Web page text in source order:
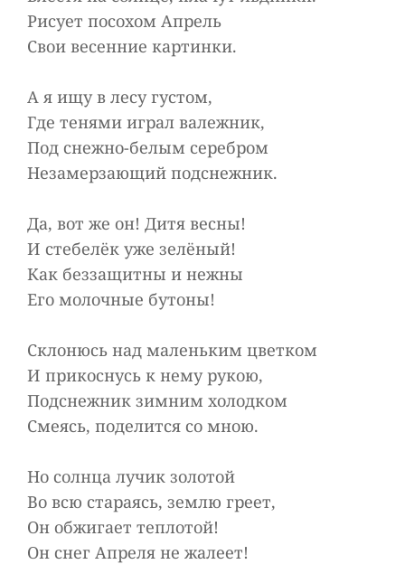
Рисует посохом Апрель
Свои весенние картинки.
А я ищу в лесу густом,
Где тенями играл валежник,
Под снежно-белым серебром
Незамерзающий подснежник.
Да, вот же он! Дитя весны!
И стебелёк уже зелёный!
Как беззащитны и нежны
Его молочные бутоны!
Склонюсь над маленьким цветком
И прикоснусь к нему рукою,
Подснежник зимним холодком
Смеясь, поделится со мною.
Но солнца лучик золотой
Во всю стараясь, землю греет,
Он обжигает теплотой!
Он снег Апреля не жалеет!